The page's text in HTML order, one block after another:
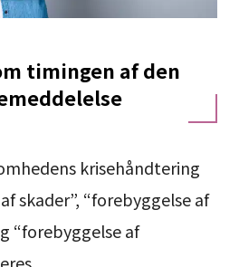
timingen af den
krisehåndtering
skader”, “forebyggelse af
“forebyggelse af